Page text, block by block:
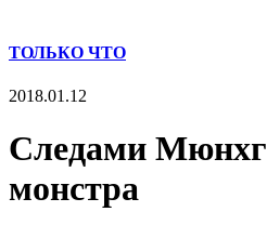
ТОЛЬКО ЧТО
2018.01.12
Следами
монстра